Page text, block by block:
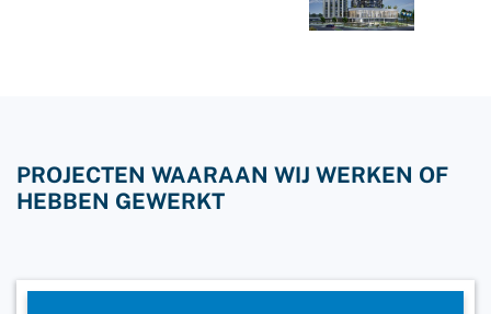
PROJECTEN WAARAAN WIJ WERKEN OF
HEBBEN GEWERKT